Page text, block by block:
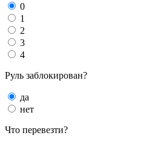
0
1
2
3
4
Руль заблокирован?
да
нет
Что перевезти?